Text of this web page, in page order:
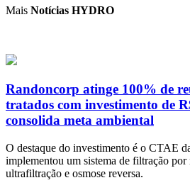
Mais Notícias HYDRO
Randoncorp atinge 100% de
tratados com investimento de
consolida meta ambiental
O destaque do investimento é o CTAE
implementou um sistema de filtração por
ultrafiltração e osmose reversa.